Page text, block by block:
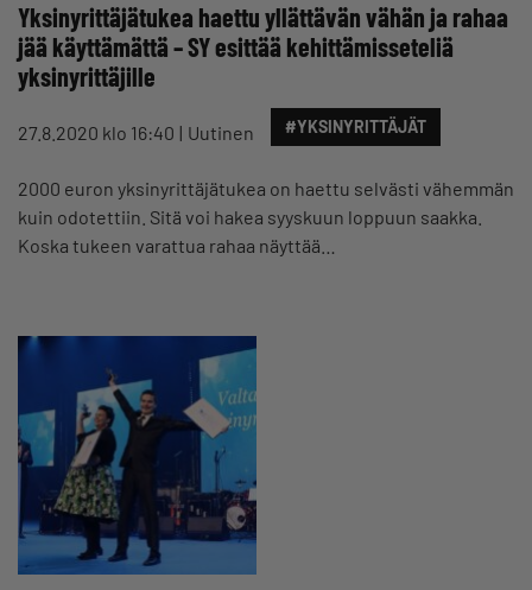
Yksinyrittäjätukea haettu yllättävän vähän ja rahaa
jää käyttämättä – SY esittää kehittämisseteliä
yksinyrittäjille
27.8.2020 klo 16:40 Uutinen #YKSINYRITTÄJÄT
2000 euron yksinyrittäjätukea on haettu selvästi vähemmän
kuin odotettiin. Sitä voi hakea syyskuun loppuun saakka.
Koska tukeen varattua rahaa näyttää…